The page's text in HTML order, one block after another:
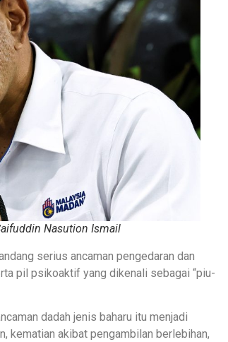
Nasution Ismail
serius ancaman pengedaran dan
pil psikoaktif yang dikenali sebagai “piu-
dadah jenis baharu itu menjadi
kematian akibat pengambilan berlebihan,